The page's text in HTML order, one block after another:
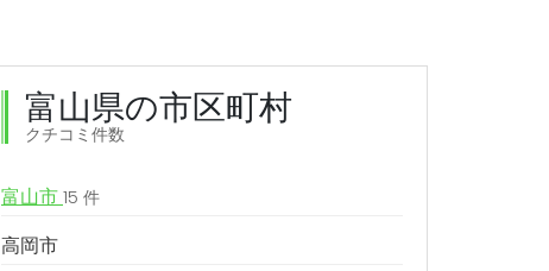
富山県の市区町村
クチコミ件数
富山市 15 件
高岡市